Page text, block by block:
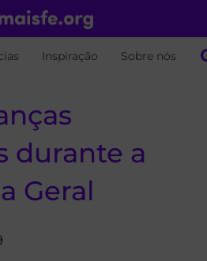
Inspiração Sobre nós
durante a
Geral